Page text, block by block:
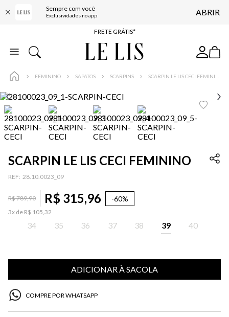
Sempre com você
Exclusividades no app ABRIR
ENTREGA EXPRESSA*
FRETE GRÁTIS*
BAIXE O APP
FEMININO SAPATOS SCARPINS
SCARPIN LE LIS CECI FEMININO
: 28.10.0023_09
R$789,90 R$ 315,96 -60%
3x de R$ 105,32
34 35 36 37 38 39 40
ADICIONAR À SACOLA
COMPRE POR WHATSAPP